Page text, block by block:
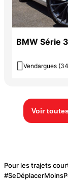
BMW Série
 Vendargues
Voir
Pour les trajets